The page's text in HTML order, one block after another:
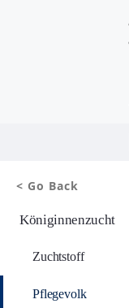
< Go Back
Königinnenzucht
Zuchtstoff
Pflegevolk